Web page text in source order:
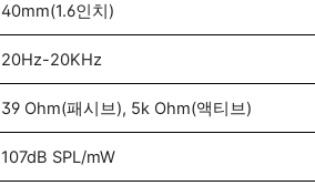
40mm(1.6인치)
20Hz-20KHz
39 Ohm(패시브), 5k Ohm(액티브)
107dB SPL/mW